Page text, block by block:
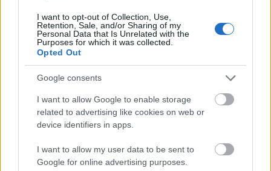
I want to opt-out of Collection, Use,
Retention, Sale, and/or Sharing of my
Personal Data that Is Unrelated with the
Purposes for which it was collected.
Opted Out
Google consents
I want to allow Google to enable storage
related to advertising like cookies on web or
device identifiers in apps.
I want to allow my user data to be sent to
Google for online advertising purposes.
határőrről és családjáról szóló, cseppet sem pc-
sorozat a 2014-15-ös évadban jelentkezik majd
először, mégpedig az American Dad helyén, ami
jövőre a TBS-re költözik. Minden…
Megvannak az új, animált Star Wars-
sorozat első látványtervei
m_barna•2013. július 30.
A kép kattintásra megnő. Az új Star Wars-animációt